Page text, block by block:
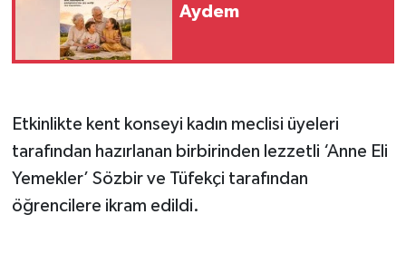
Aydem
Etkinlikte kent konseyi kadın meclisi üyeleri
tarafından hazırlanan birbirinden lezzetli ‘Anne Eli
Yemekler’ Sözbir ve Tüfekçi tarafından
öğrencilere ikram edildi.